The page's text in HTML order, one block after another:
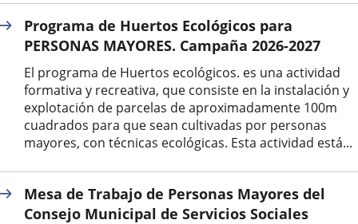
Programa de Huertos Ecológicos para
PERSONAS MAYORES. Campaña 2026-2027
El programa de Huertos ecológicos. es una actividad
formativa y recreativa, que consiste en la instalación y
explotación de parcelas de aproximadamente 100m
cuadrados para que sean cultivadas por personas
mayores, con técnicas ecológicas. Esta actividad está...
Mesa de Trabajo de Personas Mayores del
Consejo Municipal de Servicios Sociales